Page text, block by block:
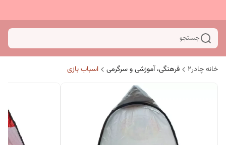
جستجو
خانه چادر۲ فرهنگی، آموزشی و سرگرمی اسباب بازی